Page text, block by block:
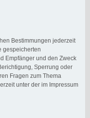
Bestimmungen jederzeit
gespeicherten
Empfänger und den Zweck
Sperrung oder
Fragen zum Thema
unter der im Impressum